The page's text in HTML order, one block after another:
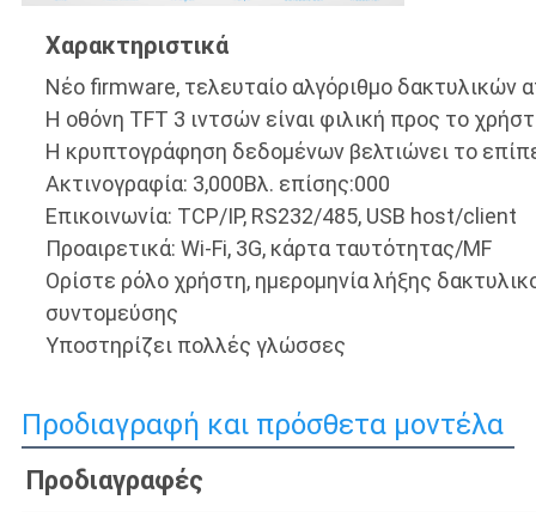
Χαρακτηριστικά
Νέο firmware, τελευταίο αλγόριθμο δακτυλικών
Η οθόνη TFT 3 ιντσών είναι φιλική προς το
Η κρυπτογράφηση δεδομένων βελτιώνει το
Ακτινογραφία: 3,000Βλ. επίσης:000
Επικοινωνία: TCP/IP, RS232/485, USB host/client
Προαιρετικά: Wi-Fi, 3G, κάρτα ταυτότητας/MF
Ορίστε ρόλο χρήστη, ημερομηνία λήξης
συντομεύσης
Υποστηρίζει πολλές γλώσσες
Προδιαγραφή και πρόσθετα μοντέλα
Προδιαγραφές